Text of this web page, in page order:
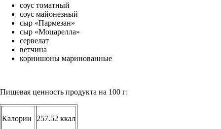
соус томатный
соус майонезный
сыр «Пармезан»
сыр «Моцарелла»
сервелат
ветчина
корнишоны маринованные
Пищевая ценность продукта на 100 г:
Калории 257.52 ккал